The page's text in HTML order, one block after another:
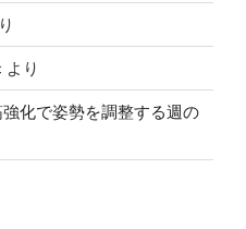
より
化で姿勢を調整する週の